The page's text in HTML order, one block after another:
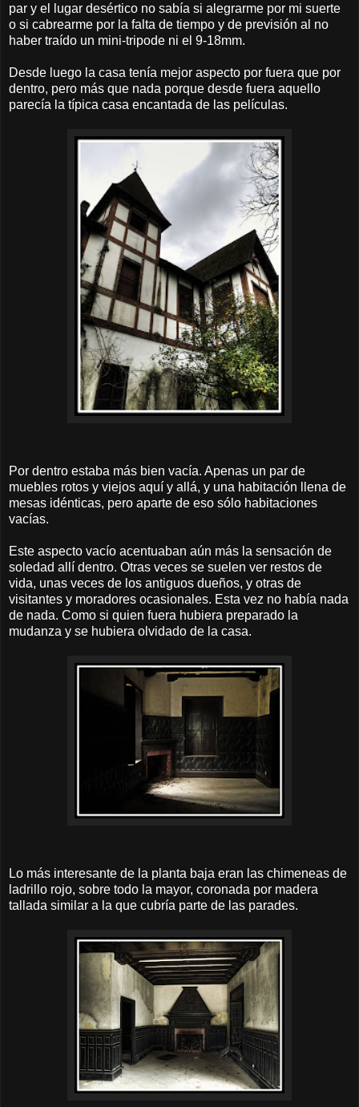
par y el lugar desértico no sabía si alegrarme por mi suerte
o si cabrearme por la falta de tiempo y de previsión al no
haber traído un mini-tripode ni el 9-18mm.
Desde luego la casa tenía mejor aspecto por fuera que por
dentro, pero más que nada porque desde fuera aquello
parecía la típica casa encantada de las películas.
Por dentro estaba más bien vacía. Apenas un par de
muebles rotos y viejos aquí y allá, y una habitación llena de
mesas idénticas, pero aparte de eso sólo habitaciones
vacías.
Este aspecto vacío acentuaban aún más la sensación de
soledad allí dentro. Otras veces se suelen ver restos de
vida, unas veces de los antiguos dueños, y otras de
visitantes y moradores ocasionales. Esta vez no había nada
de nada. Como si quien fuera hubiera preparado la
mudanza y se hubiera olvidado de la casa.
Lo más interesante de la planta baja eran las chimeneas de
ladrillo rojo, sobre todo la mayor, coronada por madera
tallada similar a la que cubría parte de las parades.